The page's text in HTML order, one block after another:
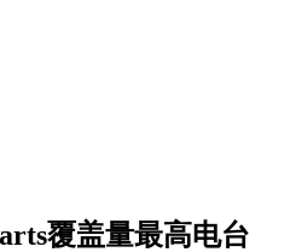
覆盖量最高电台